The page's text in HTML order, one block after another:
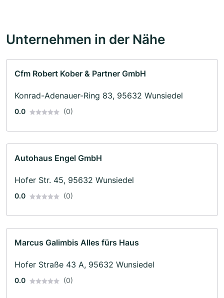
Unternehmen in der Nähe
Cfm Robert Kober & Partner GmbH
Konrad-Adenauer-Ring 83, 95632 Wunsiedel
0.0 (0)
Autohaus Engel GmbH
Hofer Str. 45, 95632 Wunsiedel
0.0 (0)
Marcus Galimbis Alles fürs Haus
Hofer Straße 43 A, 95632 Wunsiedel
0.0 (0)